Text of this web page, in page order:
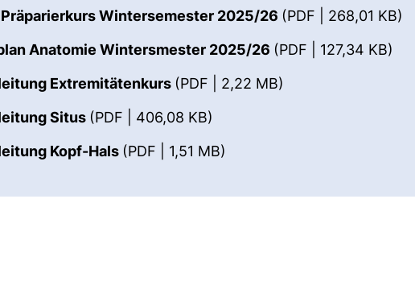
Wintersemester 2025/26 (PDF | 268,01 KB)
Anatomie Wintersmester 2025/26 (PDF | 127,34 KB)
Extremitätenkurs (PDF | 2,22 MB)
Situs (PDF | 406,08 KB)
Kopf-Hals (PDF | 1,51 MB)